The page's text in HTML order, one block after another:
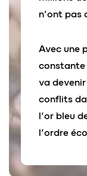
n’ont pas
Avec une
constante
va
conflits
l’or bleu
l’ordre